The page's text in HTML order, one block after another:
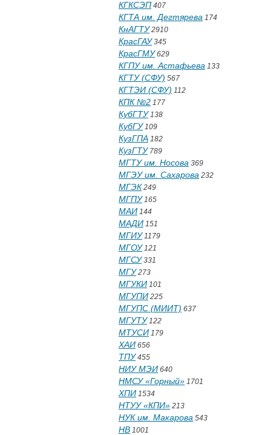
КГКСЭП 407
КГТА им. Дегтярева 174
КнАГТУ2910
КрасГАУ345
КрасГМУ629
КГПУ им. Астафьева 133
КГТУ (СФУ) 567
КГТЭИ (СФУ) 112
КПК №2 177
КубГТУ138
КубГУ109
КузГПА 182
КузГТУ789
МГТУ им. Носова 369
МГЭУ им. Сахарова 232
МГЭК 249
МГПУ165
МАИ 144
МАДИ 151
МГИУ1179
МГОУ121
МГСУ331
МГУ273
МГУКИ 101
МГУПИ 225
МГУПС (МИИТ) 637
МГУТУ122
МТУСИ 179
ХАИ 656
ТПУ455
НИУ МЭИ 640
НМСУ «Горный» 1701
ХПИ 1534
НТУУ «КПИ» 213
НУК им. Макарова 543
НВ 1001